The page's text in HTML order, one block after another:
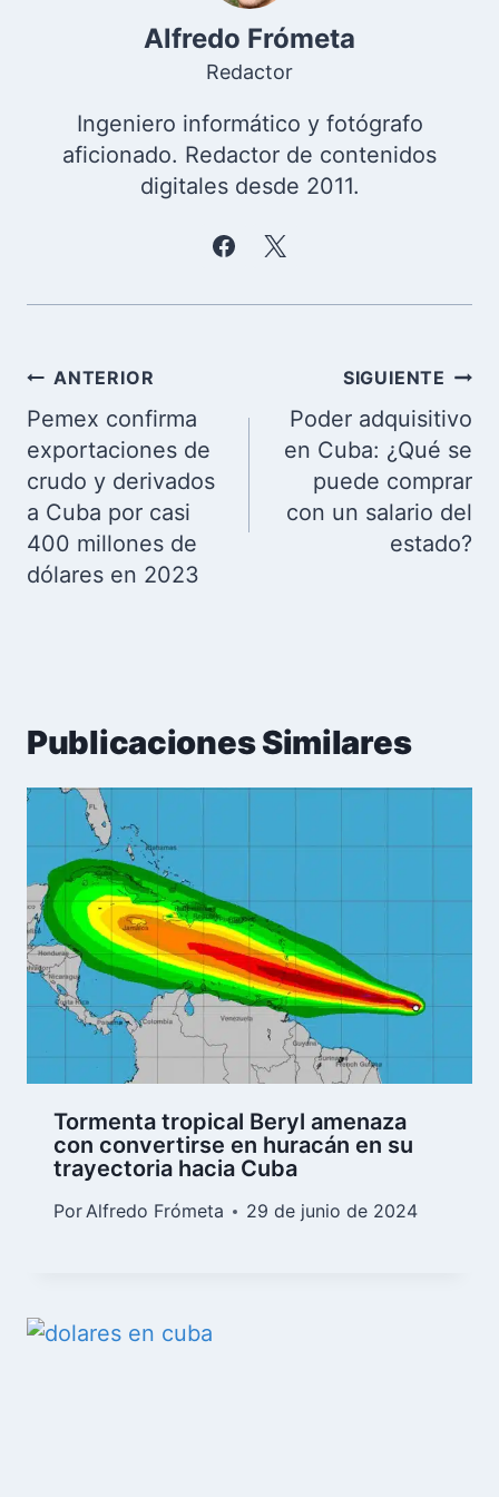
Alfredo Frómeta
Redactor
Ingeniero informático y fotógrafo
aficionado. Redactor de contenidos
digitales desde 2011.
Navegación
de
entradas
ANTERIOR
Pemex confirma
exportaciones de
crudo y derivados
a Cuba por casi
400 millones de
dólares en 2023
SIGUIENTE
Poder adquisitivo
en Cuba: ¿Qué se
puede comprar
con un salario del
estado?
Publicaciones Similares
Tormenta tropical Beryl amenaza
con convertirse en huracán en su
trayectoria hacia Cuba
PorAlfredo Frómeta 29 de junio de 2024